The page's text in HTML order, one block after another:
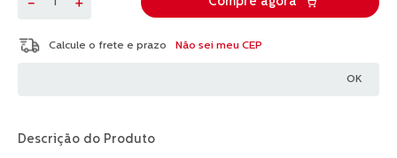
Não sei meu CEP
Descrição do Produto